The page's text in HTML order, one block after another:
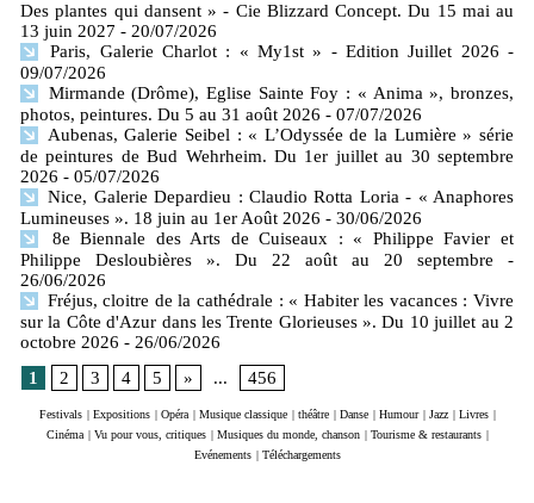
Des plantes qui dansent » - Cie Blizzard Concept. Du 15 mai au
13 juin 2027 - 20/07/2026
Paris, Galerie Charlot : « My1st » - Edition Juillet 2026 -
09/07/2026
Mirmande (Drôme), Eglise Sainte Foy : « Anima », bronzes,
photos, peintures. Du 5 au 31 août 2026 - 07/07/2026
Aubenas, Galerie Seibel : « L’Odyssée de la Lumière » série
de peintures de Bud Wehrheim. Du 1er juillet au 30 septembre
2026 - 05/07/2026
Nice, Galerie Depardieu : Claudio Rotta Loria - « Anaphores
Lumineuses ». 18 juin au 1er Août 2026 - 30/06/2026
8e Biennale des Arts de Cuiseaux : « Philippe Favier et
Philippe Desloubières ». Du 22 août au 20 septembre
-
26/06/2026
Fréjus, cloitre de la cathédrale : « Habiter les vacances : Vivre
sur la Côte d'Azur dans les Trente Glorieuses ». Du 10 juillet au 2
octobre 2026 - 26/06/2026
1
2 3 4 5 » ... 456
Festivals Expositions Opéra Musique classique théâtre Danse Humour Jazz Livres
Cinéma
Vu pour vous, critiques Musiques du monde, chanson Tourisme & restaurants
Evénements
Téléchargements